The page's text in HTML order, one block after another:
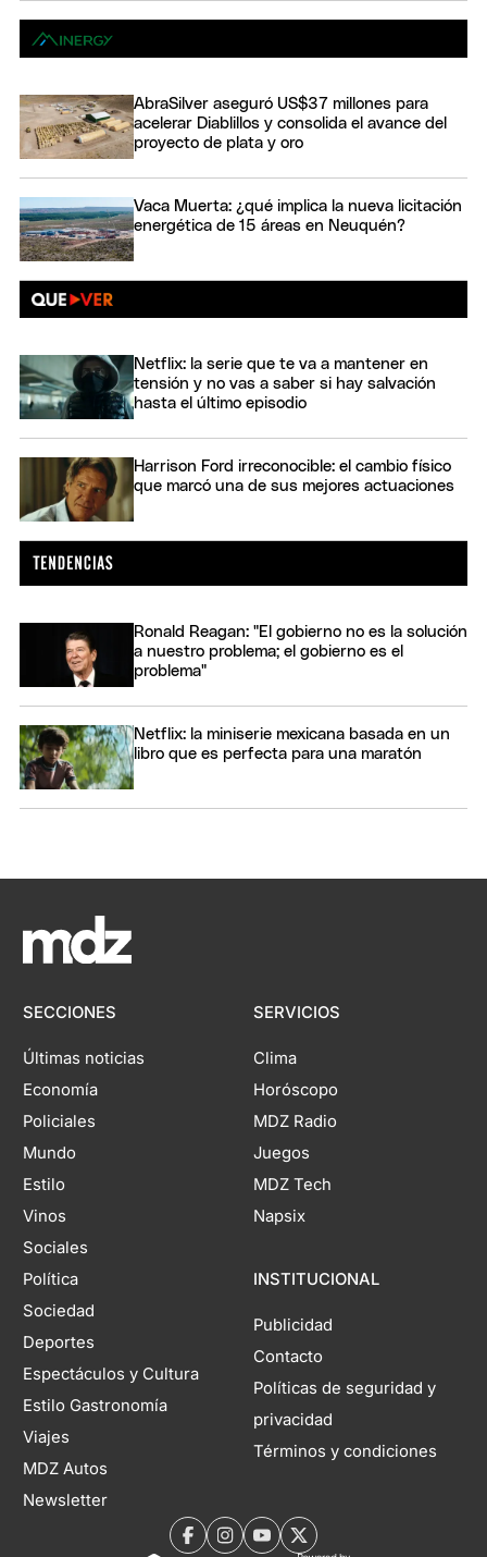
AbraSilver aseguró US$37 millones para
acelerar Diablillos y consolida el avance del
proyecto de plata y oro
Vaca Muerta: ¿qué implica la nueva licitación
energética de 15 áreas en Neuquén?
Netflix: la serie que te va a mantener en
tensión y no vas a saber si hay salvación
hasta el último episodio
Harrison Ford irreconocible: el cambio físico
que marcó una de sus mejores actuaciones
Ronald Reagan: "El gobierno no es la solución
a nuestro problema; el gobierno es el
problema"
Netflix: la miniserie mexicana basada en un
libro que es perfecta para una maratón
SECCIONES
Últimas noticias
Economía
Policiales
Mundo
Estilo
Vinos
Sociales
Política
Sociedad
Deportes
Espectáculos y Cultura
Estilo Gastronomía
Viajes
MDZ Autos
Newsletter
SERVICIOS
Clima
Horóscopo
MDZ Radio
Juegos
MDZ Tech
Napsix
INSTITUCIONAL
Publicidad
Contacto
Políticas de seguridad y
privacidad
Términos y condiciones